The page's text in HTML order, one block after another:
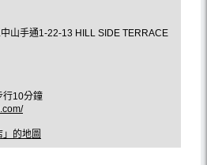
山手通1-22-13 HILL SIDE TERRACE
行10分鐘
的地圖